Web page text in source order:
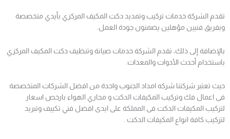
تقدم الشركة خدمات تركيب وتمديد دكت المكيف المركزي بأيدي متخصصة
وبفريق فنيين مؤهلين يضمنون جودة العمل.
بالإضافة إلى ذلك، تقدم الشركة خدمات صيانة وتنظيف دكت المكيف المركزي
باستخدام أحدث الأدوات والمعدات.
حيث تعتبر شركتنا شركه امداد الجنوب واحدة من افضل الشركات المتخصصة
فى اعمال فك وتركيب المكيفات الدكت و مجاري الهواء بارخص اسعار
لتركيب المكيفات الدكت فى المملكة على ايدى افضل فني تكييف وتبريد
لتركيب كافة انواع المكيفات الدكت .